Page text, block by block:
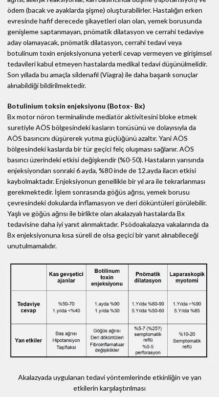
ödem (bacak ve ayaklarda şişme) oluşturabilirler. Hastalığın erken
evresinde hafif derecede şikayetleri olan olan, yemek borusunda
genişleme saptanmayan, pnömatik dilatasyon ve cerrahi tedaviye
aday olamayacak, pnömatik dilatasyon, cerrahi tedavi veya
botulinum toxin enjeksiyonuna yeterli cevap vermeyen ve girişimsel
tedavileri kabul etmeyen hastalarda medikal tedavi düşünülmelidir.
Son yıllada bu amaçla sildenafil (Viagra) ile daha başarılı sonuçlar
alınabildiği bildirilmektedir.
Botulinium toksin enjeksiyonu (Botox- Bx)
Bx motor nöron terminalinde mediatör aktivitesini bloke etmek
suretiyle AÖS bölgesindeki kasların tonüsünü ve dolayısıyla da
AÖS basıncını düşürerek yutma güçlüğünü azaltır. Yani AÖS
bölgesindeki kaslarda bir tür geçici felç oluşması sağlanır. AÖS
basıncı üzerindeki etkisi değişkendir (%0-50). Hastaların yarısında
enjeksiyondan sonraki 6 ayda, %80 inde de 12.ayda ilacın etkisi
kaybolmaktadır. Enjeksiyonun genellikle bir yıl ara ile tekrarlanması
gerekmektedir. İşlem sonrasında göğüs ağrısı, yemek borusu
çevresindeki dokularda inflamasyon ve deri döküntüleri görülebilir.
Yaşlı ve göğüs ağrısı ile birlikte olan akalazyalı hastalarda Bx
tedavisine daha iyi yanıt alınmaktadır. Psödoakalazya vakalarında da
Bx enjeksiyonuna kısa süreli de olsa geçici bir yanıt alınabileceği
unutulmamalıdır.
Akalazyada uygulanan tedavi yöntemlerinde etkinliğin ve yan
etkilerin karşılaştırılması